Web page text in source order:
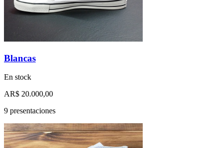
Blancas
En stock
AR$ 20.000,00
9 presentaciones